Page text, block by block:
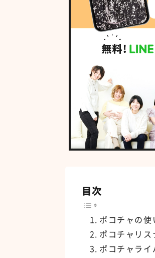
目次
ポコチャの使
ポコチャリス
ポコチャライ